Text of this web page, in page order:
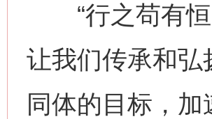
“行之苟有恒
让我们传承和
同体的目标，
网上购药对药下症？